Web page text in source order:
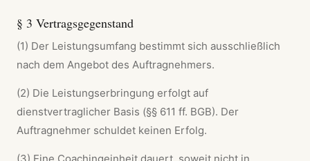
§ 3 Vertragsgegenstand
(1) Der Leistungsumfang bestimmt sich ausschließlich
nach dem Angebot des Auftragnehmers.
(2) Die Leistungserbringung erfolgt auf
dienstvertraglicher Basis (§§ 611 ff. BGB). Der
Auftragnehmer schuldet keinen Erfolg.